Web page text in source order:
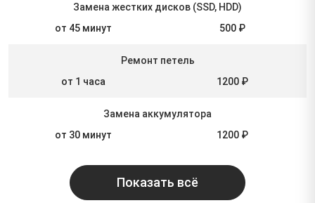
Замена жестких дисков (SSD, HDD)
от 45 минут
500 ₽
Ремонт петель
от 1 часа
1200 ₽
Замена аккумулятора
от 30 минут
1200 ₽
Показать всё